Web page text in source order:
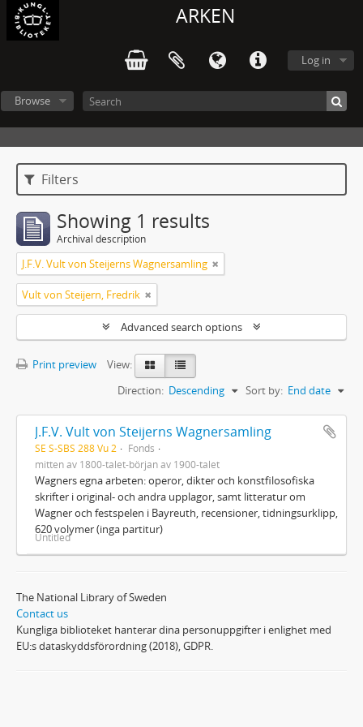
ARKEN
Log in
Browse
Filters
Showing 1 results
Archival description
J.F.V. Vult von Steijerns Wagnersamling
Vult von Steijern, Fredrik
Advanced search options
Print preview
View:
Sort by: End date
Direction: Descending
J.F.V. Vult von Steijerns Wagnersamling
SE S-SBS 288 Vu 2
Fonds
mitten av 1800-talet-början av 1900-talet
Wagners egna arbeten: operor, dikter och konstfilosofiska
skrifter i original- och andra upplagor, samt litteratur om
Wagner och festspelen i Bayreuth, recensioner, tidningsurklipp,
620 volymer (inga partitur)
Untitled
The National Library of Sweden
Contact us
Kungliga biblioteket hanterar dina personuppgifter i enlighet med
EU:s dataskyddsförordning (2018), GDPR.